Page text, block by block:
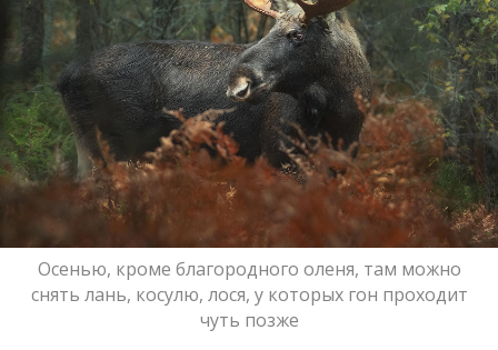
Осенью, кроме благородного оленя, там можно
снять лань, косулю, лося, у которых гон проходит
чуть позже